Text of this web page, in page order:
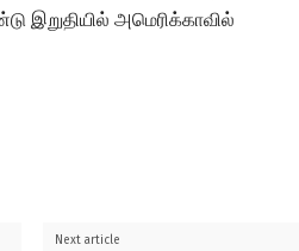
அமெரிக்காவில்
Next article